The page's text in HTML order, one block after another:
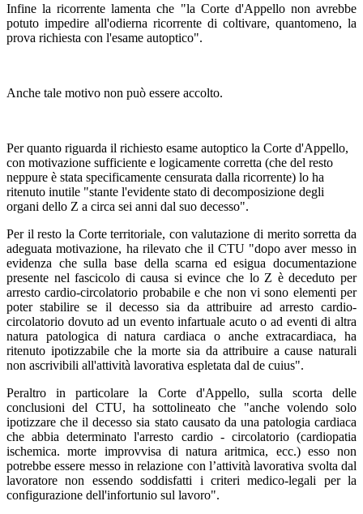
Infine la ricorrente lamenta che "la Corte d'Appello non avrebbe
potuto impedire all'odierna ricorrente di coltivare, quantomeno, la
prova richiesta con l'esame autoptico".
Anche tale motivo non può essere accolto.
Per quanto riguarda il richiesto esame autoptico la Corte d'Appello,
con motivazione sufficiente e logicamente corretta (che del resto
neppure è stata specificamente censurata dalla ricorrente) lo ha
ritenuto inutile "stante l'evidente stato di decomposizione degli
organi dello Z a circa sei anni dal suo decesso".
Per il resto la Corte territoriale, con valutazione di merito sorretta da
adeguata motivazione, ha rilevato che il CTU "dopo aver messo in
evidenza che sulla base della scarna ed esigua documentazione
presente nel fascicolo di causa si evince che lo Z è deceduto per
arresto cardio-circolatorio probabile e che non vi sono elementi per
poter stabilire se il decesso sia da attribuire ad arresto cardio-
circolatorio dovuto ad un evento infartuale acuto o ad eventi di altra
natura patologica di natura cardiaca o anche extracardiaca, ha
ritenuto ipotizzabile che la morte sia da attribuire a cause naturali
non ascrivibili all'attività lavorativa espletata dal de cuius".
Peraltro in particolare la Corte d'Appello, sulla scorta delle
conclusioni del CTU, ha sottolineato che "anche volendo solo
ipotizzare che il decesso sia stato causato da una patologia cardiaca
che abbia determinato l'arresto cardio - circolatorio (cardiopatia
ischemica. morte improvvisa di natura aritmica, ecc.) esso non
potrebbe essere messo in relazione con l’attività lavorativa svolta dal
lavoratore non essendo soddisfatti i criteri medico-legali per la
configurazione dell'infortunio sul lavoro".